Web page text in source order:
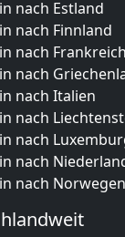
nach Estland
nach Finnland
nach Frankreich
nach
nach Italien
nach
nach
nach
nach Norwegen